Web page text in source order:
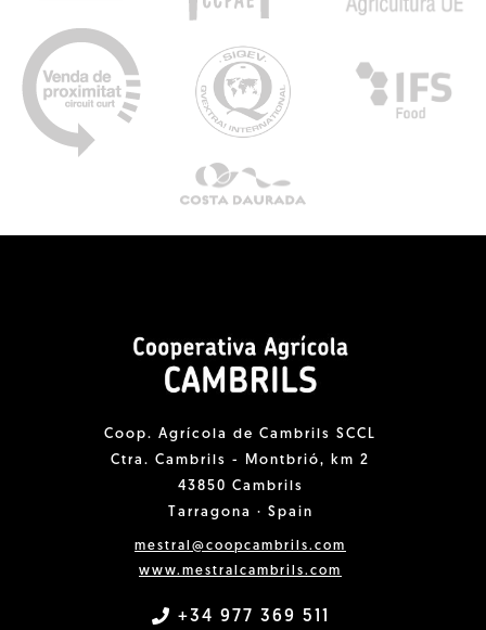
Coop. Agrícola de Cambrils SCCL
Ctra. Cambrils - Montbrió, km 2
43850 Cambrils
Tarragona · Spain
mestral@coopcambrils.com
www.mestralcambrils.com
+34 977 369 511